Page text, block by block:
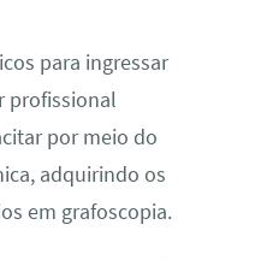
para ingressar
profissional
por meio do
adquirindo os
em grafoscopia.